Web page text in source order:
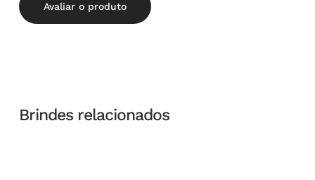
Avaliar o produto
Brindes relacionados